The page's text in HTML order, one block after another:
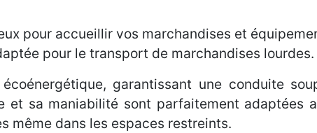
pour accueillir vos marchandises et
pour le transport de marchandises lourdes.
garantissant une conduite
et sa maniabilité sont parfaitement adaptées
même dans les espaces restreints.